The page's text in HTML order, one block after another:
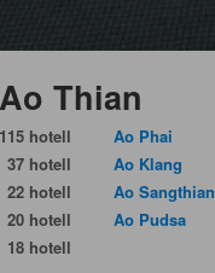
Thian
115 hotell
37 hotell
22 hotell
20 hotell
18 hotell
Ao Phai
Ao Klang
Ao Sangthian
Ao Pudsa